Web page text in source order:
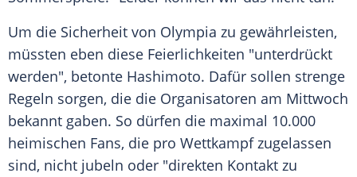
Um die Sicherheit von Olympia zu gewährleisten,
müssten eben diese Feierlichkeiten "unterdrückt
werden", betonte Hashimoto. Dafür sollen strenge
Regeln sorgen, die die Organisatoren am Mittwoch
bekannt gaben. So dürfen die maximal 10.000
heimischen Fans, die pro Wettkampfzugelassen
sind, nicht jubeln oder "direkten Kontakt zu